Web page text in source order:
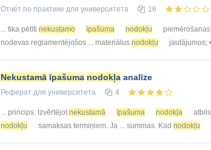
Отчёт по практике для университета 16
... tika pētīti nekustamo īpašuma nodokļu
nodevas reglamentējošos ... materiālus nodokļu jautājumos;
Nekustamā īpašuma nodokļa analīze
Реферат для университета 4
... princips. Izvērtējot nekustamā īpašuma nodokļa
nodokļu
samaksas termiņiem. Ja ... summas. Kad nodokļu